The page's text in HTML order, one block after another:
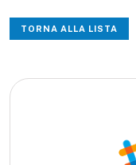
TORNA ALLA LISTA